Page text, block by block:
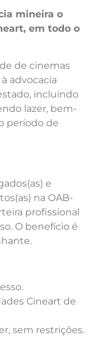
mineira o
em todo o
de cinemas
advocacia
incluindo
lazer, bem-
período de
e
na OAB-
profissional
O benefício é
Cineart de
sem restrições.